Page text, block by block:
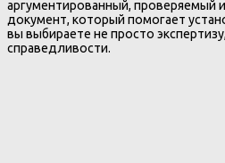
аргументированный, проверяемый
документ, который помогает
вы выбираете не просто
справедливости.